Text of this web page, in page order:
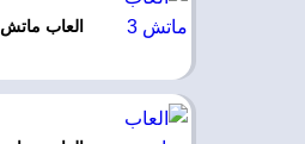
العاب ماتش 3